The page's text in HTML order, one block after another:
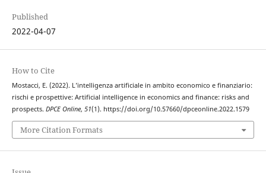
Published
2022-04-07
How to Cite
Mostacci, E. (2022). L’intelligenza artificiale in ambito economico e finanziario:
rischi e prospettive: Artificial intelligence in economics and finance: risks and
prospects. DPCE Online, 51(1). https://doi.org/10.57660/dpceonline.2022.1579
More Citation Formats